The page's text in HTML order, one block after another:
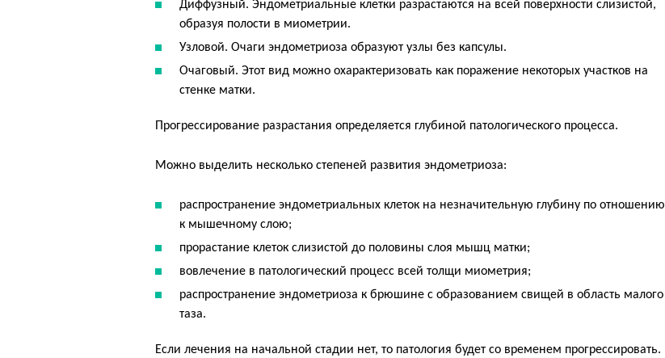
Диффузный. Эндометриальные клетки разрастаются на всей поверхности слизистой,
образуя полости в миометрии.
Узловой. Очаги эндометриоза образуют узлы без капсулы.
Очаговый. Этот вид можно охарактеризовать как поражение некоторых участков на
стенке матки.
Прогрессирование разрастания определяется глубиной патологического процесса.
Можно выделить несколько степеней развития эндометриоза:
распространение эндометриальных клеток на незначительную глубину по отношению
к мышечному слою;
прорастание клеток слизистой до половины слоя мышц матки;
вовлечение в патологический процесс всей толщи миометрия;
распространение эндометриоза к брюшине с образованием свищей в область малого
таза.
Если лечения на начальной стадии нет, то патология будет со временем прогрессировать.